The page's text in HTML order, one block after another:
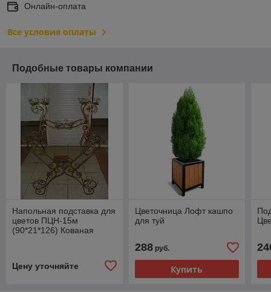
Онлайн-оплата
Все условия оплаты
Подобные товары компании
Напольная подставка для
цветов ПЦН-15м
(90*21*126) Кованая
Цену уточняйте
Цветочница Лофт кашпо
для туй
288руб.
Купить